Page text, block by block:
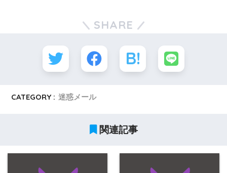
SHARE
CATEGORY : 迷惑メール
関連記事